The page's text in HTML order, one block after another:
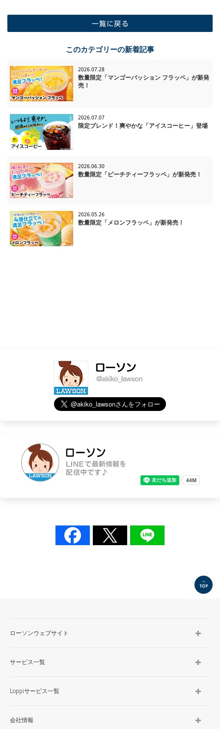
このカテゴリーの新着記事
2026.07.28
数量限定「マンゴーパッション フラッペ」が新発
売！
2026.07.07
限定ブレンド！爽やかな「アイスコーヒー」登場
2026.06.30
数量限定「ピーチティーフラッペ」が新発売！
2026.05.26
数量限定「メロンフラッペ」が新発売！
ローソンウェブサイト
サービス一覧
Loppiサービス一覧
会社情報